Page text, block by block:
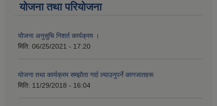
योजना तथा परियोजना
योेजना अनुसुचि निशर्त कार्यक्रम ।
मिति: 06/25/2021 - 17:20
याेजना तथा कार्यक्रम सम्झाैता गर्दा ल्याउनुपर्ने कागजातहरू
मिति: 11/29/2018 - 16:04